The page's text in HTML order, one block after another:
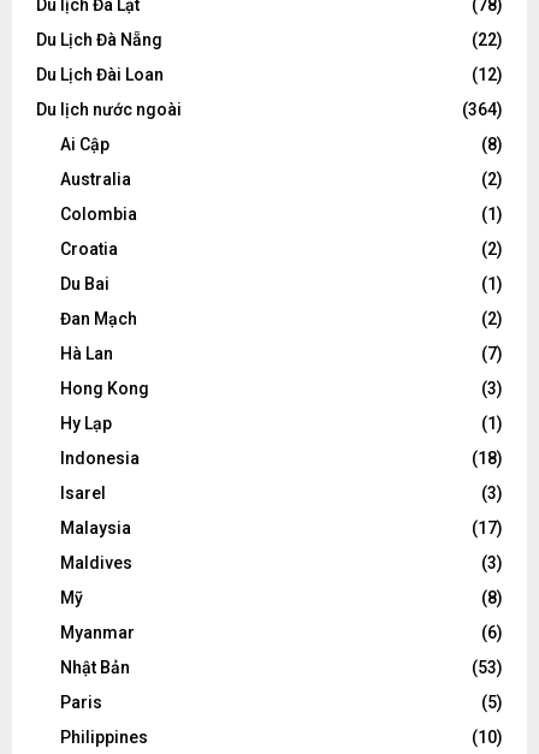
Du lịch Đà Lạt
(78)
Du Lịch Đà Nẵng
(22)
Du Lịch Đài Loan
(12)
Du lịch nước ngoài
(364)
Ai Cập
(8)
Australia
(2)
Colombia
(1)
Croatia
(2)
Du Bai
(1)
Đan Mạch
(2)
Hà Lan
(7)
Hong Kong
(3)
Hy Lạp
(1)
Indonesia
(18)
Isarel
(3)
Malaysia
(17)
Maldives
(3)
Mỹ
(8)
Myanmar
(6)
Nhật Bản
(53)
Paris
(5)
Philippines
(10)